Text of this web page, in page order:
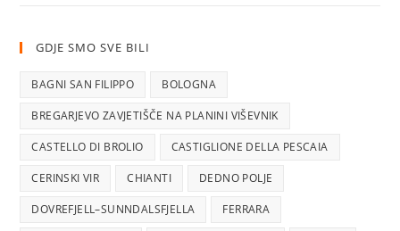
GDJE SMO SVE BILI
BAGNI SAN FILIPPO BOLOGNA
BREGARJEVO ZAVJETIŠČE NA PLANINI VIŠEVNIK
CASTELLO DI BROLIO CASTIGLIONE DELLA PESCAIA
CERINSKI VIR CHIANTI DEDNO POLJE
DOVREFJELL–SUNNDALSFJELLA FERRARA